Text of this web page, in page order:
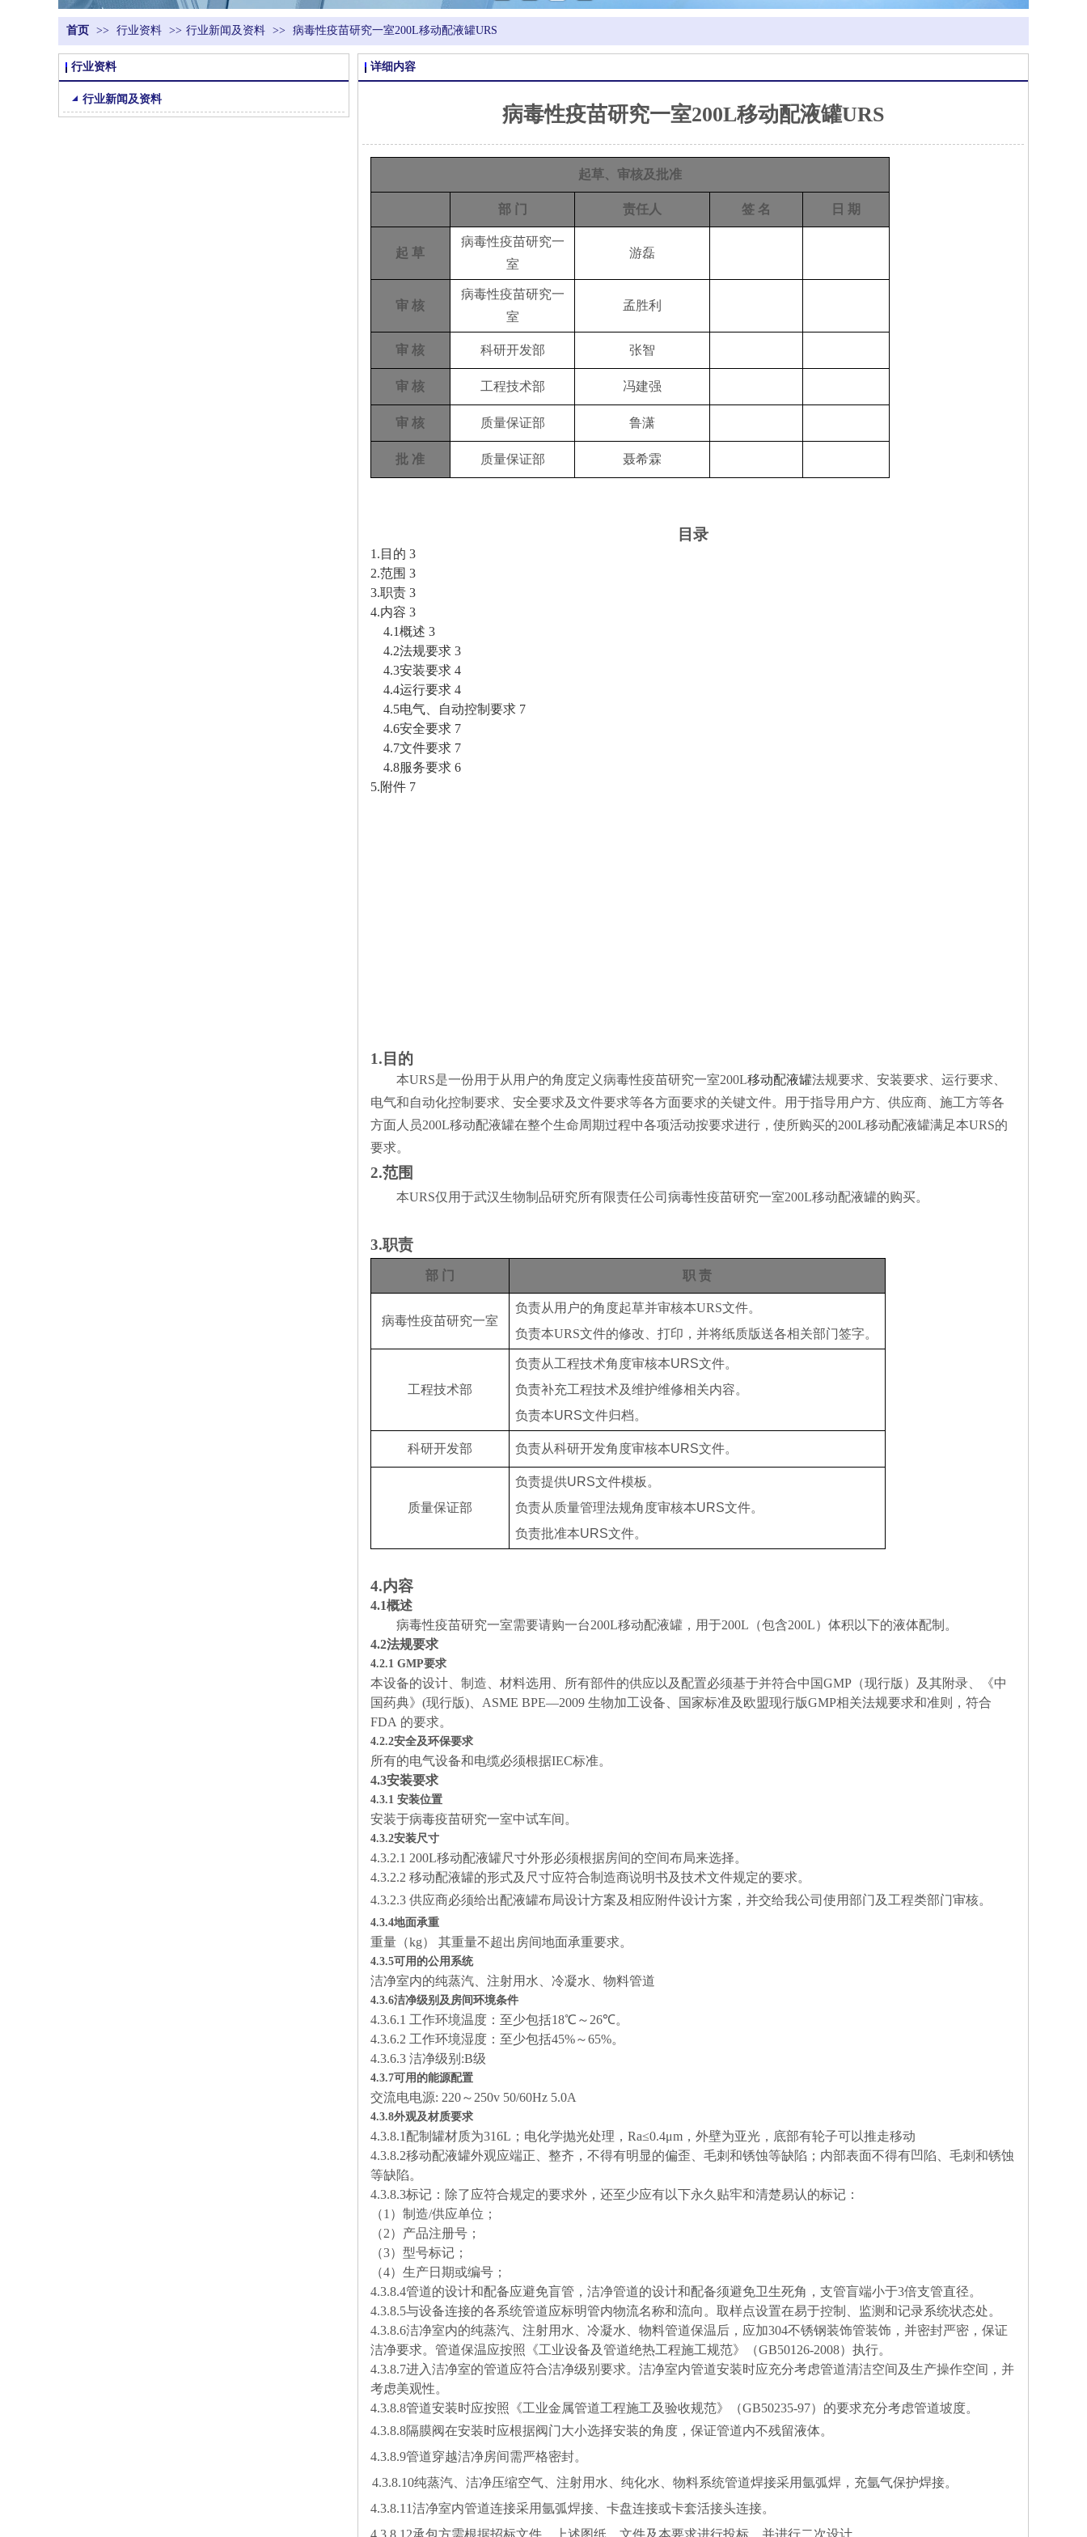
首页 >> 行业资料 >> 行业新闻及资料 >> 病毒性疫苗研究一室200L移动配液罐URS
行业资料
行业新闻及资料
详细内容
病毒性疫苗研究一室200L移动配液罐URS
起草、审核及批准
部 门 责任人 签 名 日 期
起 草
病毒性疫苗研究一
室
游磊
审 核
病毒性疫苗研究一
室
孟胜利
审 核 科研开发部 张智
审 核 工程技术部 冯建强
审 核 质量保证部 鲁潇
批 准 质量保证部 聂希霖
目录
1. 目的 3
2.范围 3
3.职责 3
4.内容 3
4.1概述 3
4.2法规要求 3
4.3安装要求 4
4.4运行要求 4
4.5电气、自动控制要求 7
4.6安全要求 7
4.7文件要求 7
4.8服务要求 6
5.附件 7
1.目的
本URS是一份用于从用户的角度定义病毒性疫苗研究一室200L移动配液罐法规要求、安装要求、运行要求、
电气和自动化控制要求、安全要求及文件要求等各方面要求的关键文件。用于指导用户方、供应商、施工方等各
方面人员200L移动配液罐在整个生命周期过程中各项活动按要求进行，使所购买的200L移动配液罐满足本URS的
要求。
2.范围
本URS仅用于武汉生物制品研究所有限责任公司 病毒性疫苗研究一室200L移动配液罐的购买。
3.职责
部 门 职 责
病毒性疫苗研究一室
负责从用户的角度起草并审核本URS文件。
负责本URS文件的修改、打印，并将纸质版送各相关部门签字。
工程技术部
负责从工程技术角度审核本URS文件。
负责补充工程技术及维护维修相关内容。
负责本URS文件归档。
科研开发部 负责从科研开发角度审核本URS文件。
质量保证部
负责提供URS文件模板。
负责从质量管理法规角度审核本URS文件。
负责批准本URS文件。
4.内容
4.1概述
病毒性疫苗研究一室需要请购一台200L移动配液罐 ， 用于200L （包含200L）体积 以下的液体配制。
4.2法规要求
4.2.1 GMP要求
本设备的设计、制造、材料选用、所有部件的供应以及配置必须基于并符合中国GMP （现行版 ）及其附录、《中
国药典》 (现行版) ASME BPE—2009 生物加工设备、国家标准及欧盟现行版GMP相关法规要求和准则，符合
FDA 的要求。
4.2.2安全及环保要求
所有的电气设备和电缆必须根据IEC标准。
4.3安装要求
4.3.1 安装位置
安装于病毒疫苗研究一室中试车间。
4.3.2安装尺寸
4.3.2.1 200L移动配液罐尺寸外形必须根据房间的空间布局来选择。
4.3.2.2 移动配液罐的形式及尺寸应符合制造商说明书及技术文件规定的要求。
4.3.2.3 供应商必须给出配液罐布局设计方案及相应附件设计方案，并交给我公司使用部门及工程类部门审核。
4.3.4地面承重
重量（kg） 其重量不超出房间地面承重要求。
4.3.5可用的公用系统
洁净室内的纯蒸汽、注射用水、冷凝水、物料管道
4.3.6洁净级别及房间环境条件
4.3.6.1 工作环境温度：至少包括18℃ ～ 26℃。
4.3.6.2 工作环境湿度：至少包括45%～65%。
4.3.6.3 洁净级别:B级
4.3.7可用的能源配置
交流电电源: 220～ 250v 50/60Hz 5.0A
4.3.8外观及材质要求
4.3.8.1 配制罐材质为316L ；电化学抛光处理， Ra≤0.4μm ，外壁为亚光，底部有轮子可以推走移动
4.3.8.2移动配液罐外观应端正、整齐，不得有明显的偏歪、毛刺和锈蚀等缺陷；内部表面不得有凹陷、毛刺和锈蚀
等缺陷。
4.3.8.3标记：除了应符合规定的要求外，还至少应有以下永久贴牢和清楚易认的标记：
（1 ）制造/供应单位；
（2）产品注册号；
（3）型号标记；
（4）生产日期或编号；
4.3.8.4管道的设计和配备应避免盲管，洁净管道的设计和配备须避免卫生死角，支管盲端小于3倍支管直径。
4.3.8.5与设备连接的各系统管道应标明管内物流名称和流向。取样点设置在易于控制、监测和记录系统状态处。
4.3.8.6洁净室内的纯蒸汽、注射用水、冷凝水、物料管道保温后，应加304不锈钢装饰管装饰，并密封严密，保证
洁净要求。管道保温应按照《工业设备及管道绝热工程施工规范》（GB50126-2008）执行。
4.3.8.7进入洁净室的管道应符合洁净级别要求。洁净室内管道安装时应充分考虑管道清洁空间及生产操作空间，并
考虑美观性。
4.3.8.8管道安装时应按照《工业金属管道工程施工及验收规范》（GB50235-97）的要求充分考虑管道坡度。
4.3.8.8隔膜阀在安装时应根据阀门大小选择安装的角度，保证管道内不残留液体。
4.3.8.9管道穿越洁净房间需严格密封。
4.3.8.10纯蒸汽、洁净压缩空气、注射用水、纯化水、物料系统管道焊接采用氩弧焊，充氩气保护焊接。
4.3.8.11洁净室内管道连接采用氩弧焊接、卡盘连接或卡套活接头连接。
4.3. 8 .12承包方需根据招标文件、上述图纸、文件及本要求进行投标、并进行二次设计。